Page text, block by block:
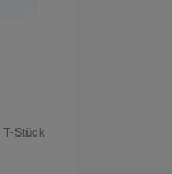
T-Stück